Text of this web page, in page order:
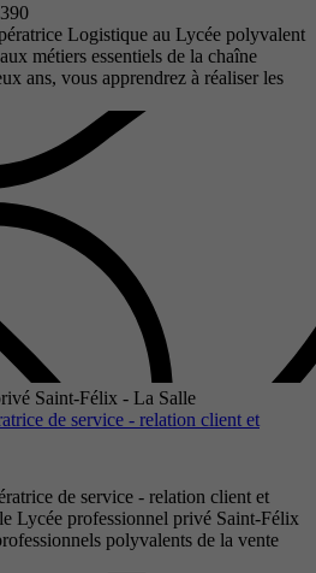
Logistique au Lycée polyvalent
métiers essentiels de la chaîne
ans, vous apprendrez à réaliser les
Saint-Félix - La Salle
de service - relation client et
de service - relation client et
Lycée professionnel privé Saint-Félix
polyvalents de la vente